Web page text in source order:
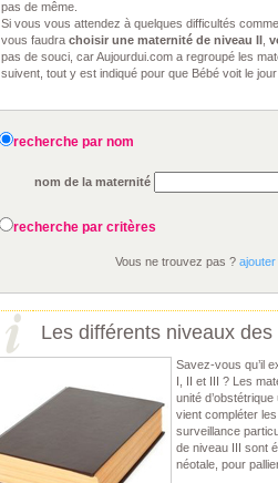
pas de même.
Si vous vous attendez à quelques difficultés
vous faudra choisir une maternité de niveau II
pas de souci, car Aujourdui.com a regroupé les
suivent, tout y est indiqué pour que Bébé voit le
recherche par nom
nom de la maternité
recherche par critères
Vous ne trouvez pas ?
Les différents niveaux
Savez-vous qu’il
I, II et III ? Les
unité
vient compléter
surveillance
de niveau III sont
néotale, pour